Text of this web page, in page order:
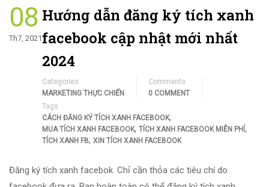
08
Th7, 2021
Hướng dẫn đăng ký tích xanh
facebook cập nhật mới nhất
2024
Categories
MARKETING THỰC CHIẾN
Comments
0 COMMENT
Tags
CÁCH ĐĂNG KÝ TÍCH XANH FACEBOOK,
MUA TÍCH XANH FACEBOOK, TÍCH XANH FACEBOOK MIỄN PHÍ,
TÍCH XANH FB, XIN TÍCH XANH FACEBOOK
Đăng ký tích xanh facebok. Chỉ cần thỏa các tiêu chí do